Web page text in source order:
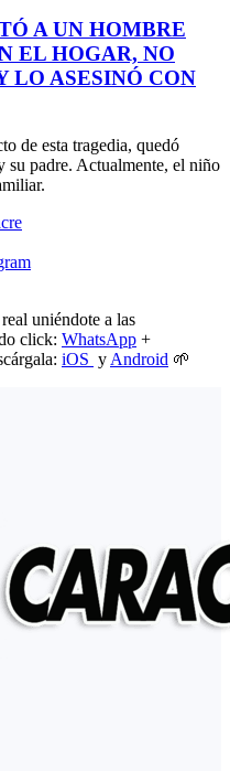
A UN HOMBRE
EL HOGAR, NO
LO ASESINÓ CON
de esta tragedia, quedó
su padre. Actualmente, el niño
uniéndote a las
click: WhatsApp +
iOS y Android 🌱